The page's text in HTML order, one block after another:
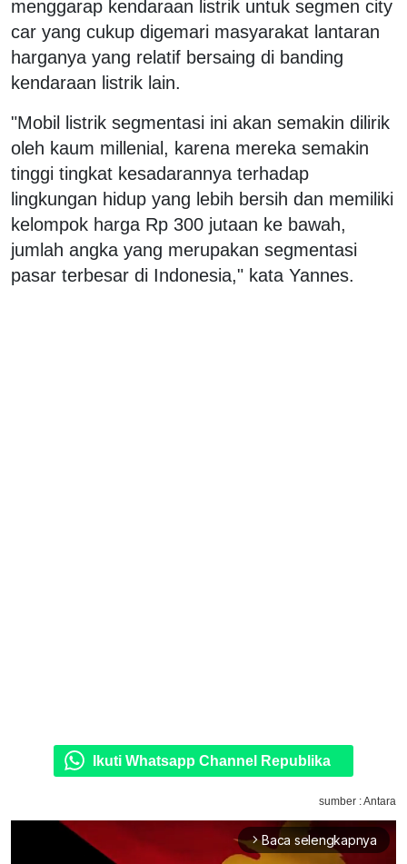
menggarap kendaraan listrik untuk segmen city
car yang cukup digemari masyarakat lantaran
harganya yang relatif bersaing di banding
kendaraan listrik lain.
"Mobil listrik segmentasi ini akan semakin dilirik
oleh kaum millenial, karena mereka semakin
tinggi tingkat kesadarannya terhadap
lingkungan hidup yang lebih bersih dan memiliki
kelompok harga Rp 300 jutaan ke bawah,
jumlah angka yang merupakan segmentasi
pasar terbesar di Indonesia," kata Yannes.
Ikuti Whatsapp Channel Republika
sumber : Antara
arrow_forward_ios Baca selengkapnya